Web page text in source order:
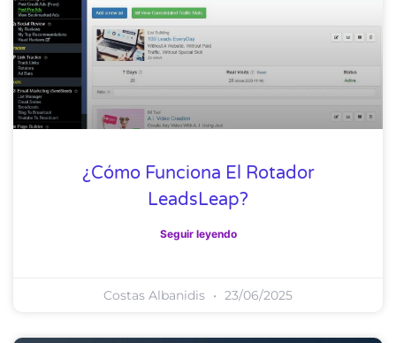
¿Cómo Funciona El Rotador
LeadsLeap?
Seguir leyendo
Costas Albanidis 23/06/2025